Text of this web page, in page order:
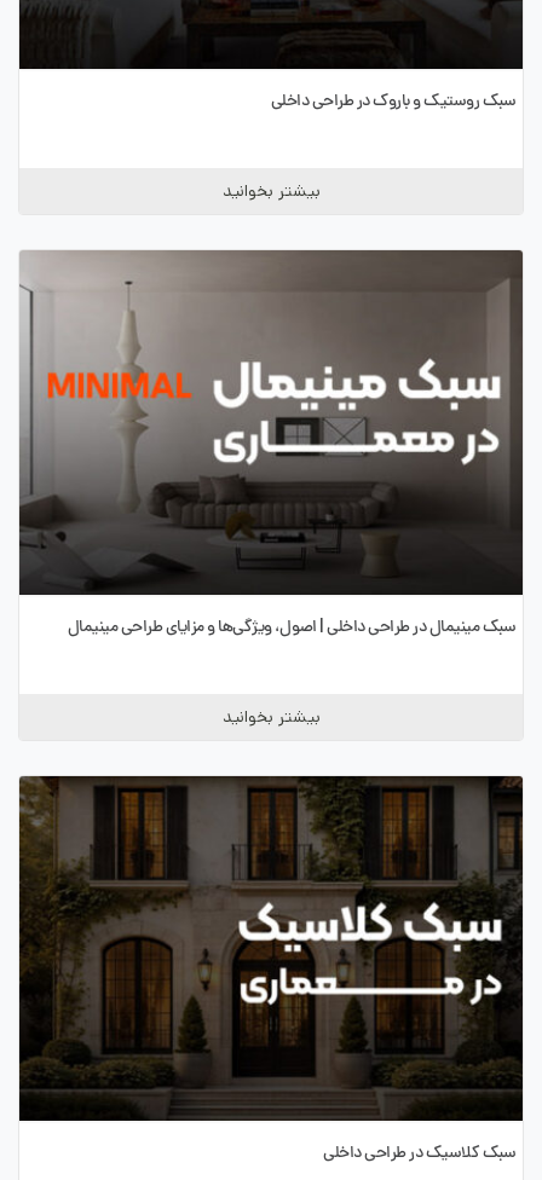
سبک روستیک و باروک در طراحی داخلی
بیشتر بخوانید
سبک مینیمال در طراحی داخلی | اصول، ویژگی‌ها و مزایای طراحی مینیمال
بیشتر بخوانید
سبک کلاسیک در طراحی داخلی